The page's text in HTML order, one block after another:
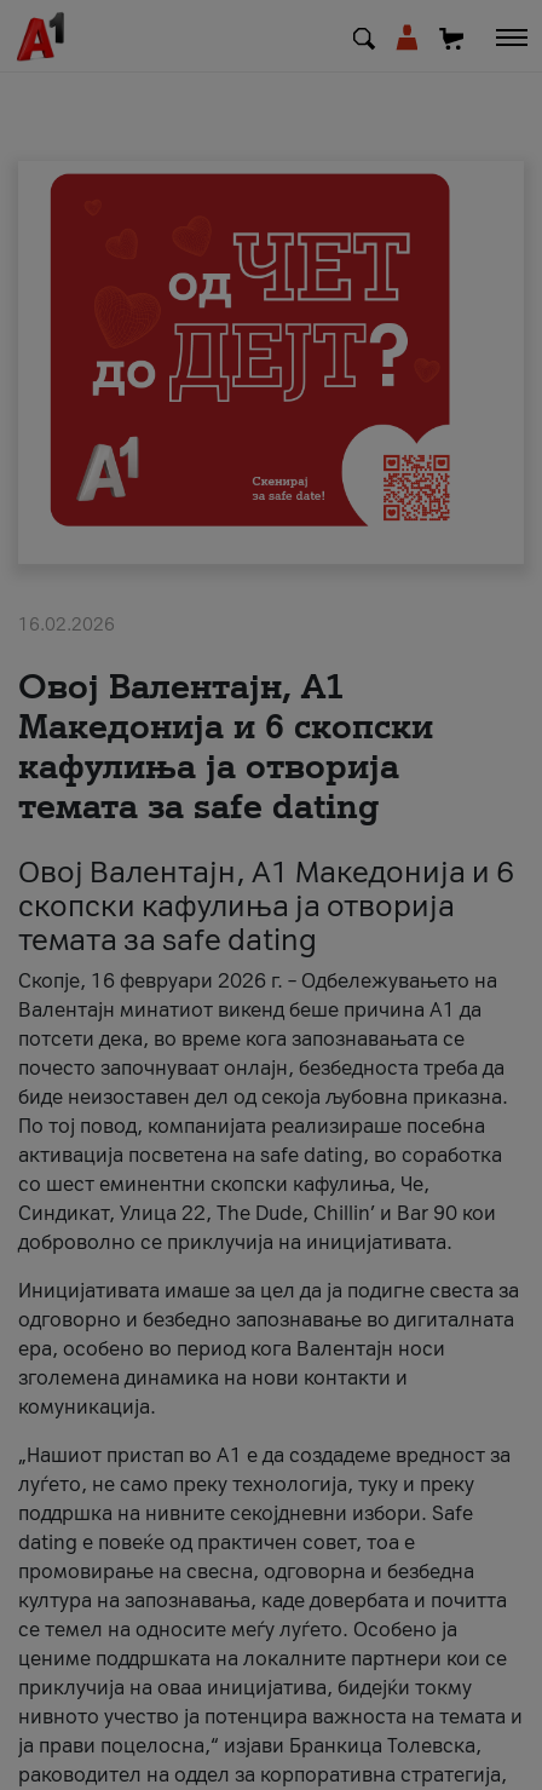
Деловни
Поддршка
Надополни кредит
Плати сметка
#ПодобарОнлајн
16.02.2026
Овој Валентајн, A1
Македонија и 6 скопски
кафулиња ја отворија
темата за safe dating
Овој Валентајн, A1 Македонија и 6
скопски кафулиња ја отворија
темата за safe dating
Скопје, 16 февруари 2026 г. – Одбележувањето на
Валентајн минатиот викенд беше причина А1 да
потсети дека, во време кога запознавањата се
почесто започнуваат онлајн, безбедноста треба да
биде неизоставен дел од секоја љубовна приказна.
По тој повод, компанијата реализираше посебна
активација посветена на safe dating, во соработка
со шест еминентни скопски кафулиња, Че,
Синдикат, Улица 22, The Dude, Chillin’ и Bar 90 кои
доброволно се приклучија на иницијативата.
Иницијативата имаше за цел да ја подигне свеста за
одговорно и безбедно запознавање во дигиталната
ера, особено во период кога Валентајн носи
зголемена динамика на нови контакти и
комуникација.
„Нашиот пристап во А1 е да создадеме вредност за
луѓето, не само преку технологија, туку и преку
поддршка на нивните секојдневни избори. Safe
dating е повеќе од практичен совет, тоа е
промовирање на свесна, одговорна и безбедна
култура на запознавања, каде довербата и почитта
се темел на односите меѓу луѓето. Особено ја
цениме поддршката на локалните партнери кои се
приклучија на оваа иницијатива, бидејќи токму
нивното учество ја потенцира важноста на темата и
ја прави поцелосна,“ изјави Бранкица Толевска,
раководител на оддел за корпоративна стратегија,